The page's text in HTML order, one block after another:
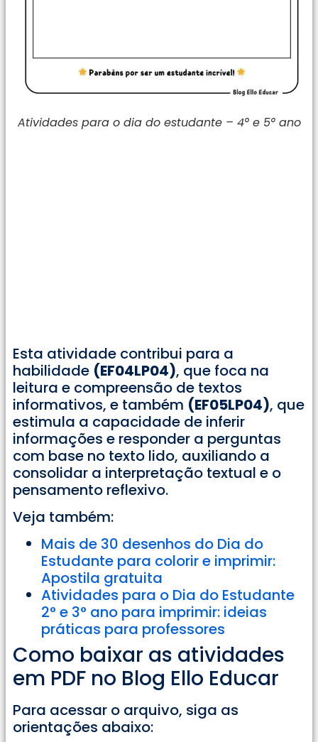
Atividades para o dia do estudante – 4° e 5° ano
Esta atividade contribui para a
habilidade (EF04LP04), que foca na
leitura e compreensão de textos
informativos, e também (EF05LP04), que
estimula a capacidade de inferir
informações e responder a perguntas
com base no texto lido, auxiliando a
consolidar a interpretação textual e o
pensamento reflexivo.
Veja também:
Mais de 30 desenhos do Dia do
Estudante para colorir e imprimir:
Apostila gratuita
Atividades para o Dia do Estudante
2° e 3° ano para imprimir: ideias
práticas para professores
Como baixar as atividades
em PDF no Blog Ello Educar
Para acessar o arquivo, siga as
orientações abaixo: